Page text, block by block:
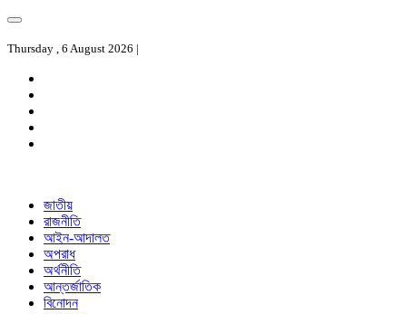
Thursday , 6 August 2026 |
জাতীয়
রাজনীতি
আইন-আদালত
অপরাধ
অর্থনীতি
আন্তর্জাতিক
বিনোদন